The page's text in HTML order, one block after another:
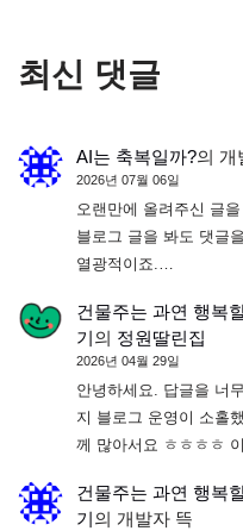
최신 댓글
AI는 축복일까?의 개
2026년 07월 06일
오랜만에 올려주신 글
블로그 글을 봐도 댓글
열광적이죠.…
건물주는 과연 행복
기의 정원딸린집
2026년 04월 29일
안녕하세요. 답글을 너
지 블로그 운영이 소홀
께 많아서요 ㅎㅎㅎㅎ
건물주는 과연 행복
기의 개발자 뜩